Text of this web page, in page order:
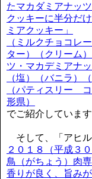
たマカダミアナッ
クッキーに半分だ
ミアクッキー」
（ミルクチョコレ
ター）（クリーム
ツ・マカデミアナ
（塩）（バニラ）
（パティスリー
形県）
でご紹介しています
そして、「アヒル
２０１８（平成３
鳥（がちょう）肉
香りが良く、旨み